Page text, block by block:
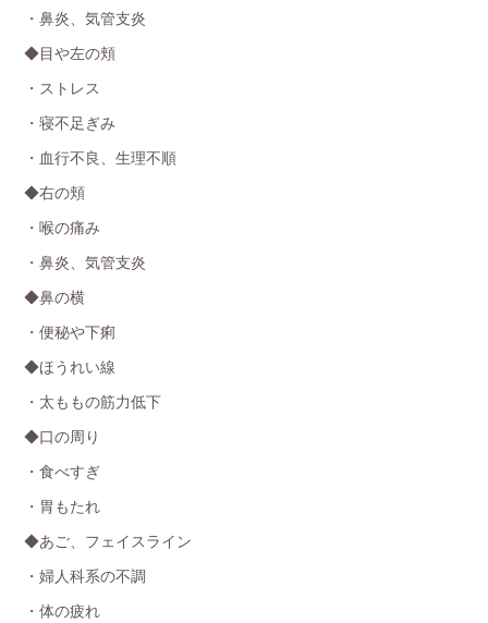
・鼻炎、気管支炎
◆目や左の頬
・ストレス
・寝不足ぎみ
・血行不良、生理不順
◆右の頬
・喉の痛み
・鼻炎、気管支炎
◆鼻の横
・便秘や下痢
◆ほうれい線
・太ももの筋力低下
◆口の周り
・食べすぎ
・胃もたれ
◆あご、フェイスライン
・婦人科系の不調
・体の疲れ